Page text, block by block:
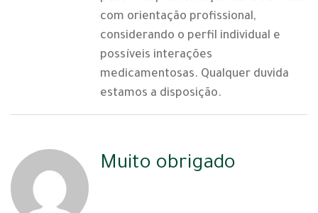
com orientação profissional,
considerando o perfil individual e
possíveis interações
medicamentosas. Qualquer duvida
estamos a disposição.
Muito obrigado